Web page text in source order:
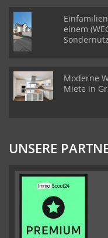
einem
Moderne
Miete in
UNSERE